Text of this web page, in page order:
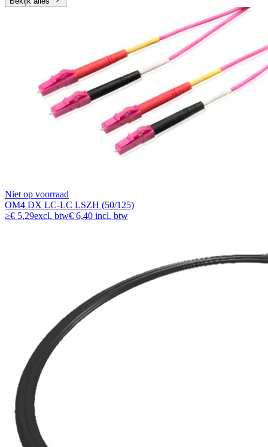
Niet op voorraad
OM4 DX LC-LC LSZH (50/125)
≥€ 5,29excl. btw€ 6,40 incl. btw